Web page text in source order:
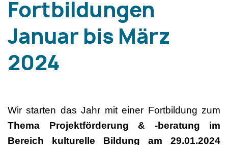
Fortbildungen
Januar bis März
2024
Wir starten das Jahr mit einer Fortbildung zum
Thema Projektförderung & -beratung im
Bereich kulturelle Bildung am 29.01.2024